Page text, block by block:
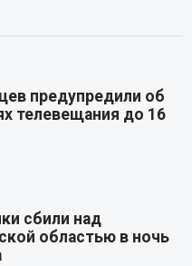
предупредили об
телевещания до 16
сбили над
областью в ночь